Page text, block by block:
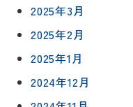
2025年3月
2025年2月
2025年1月
2024年12月